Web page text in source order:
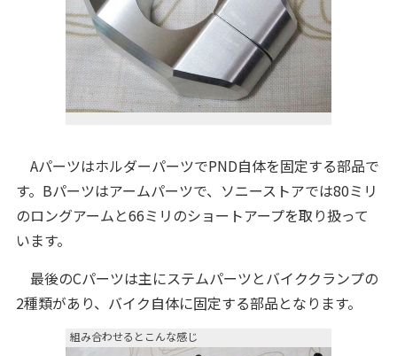
AパーツはホルダーパーツでPND自体を固定する部品で
す。Bパーツはアームパーツで、ソニーストアでは80ミリ
のロングアームと66ミリのショートアープを取り扱って
います。
最後のCパーツは主にステムパーツとバイククランプの
2種類があり、バイク自体に固定する部品となります。
組み合わせるとこんな感じ